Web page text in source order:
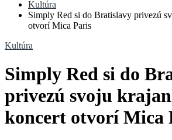
Kultúra
Simply Red si do Bratislavy privezú
otvorí Mica Paris
Kultúra
Simply Red si do
privezú svoju
koncert otvorí Mica